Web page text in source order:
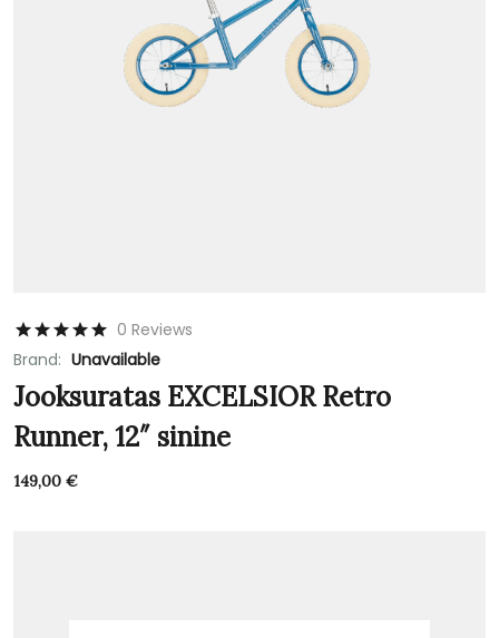
0 Reviews
Brand: Unavailable
Jooksuratas EXCELSIOR Retro
Runner, 12″ sinine
149,00 €